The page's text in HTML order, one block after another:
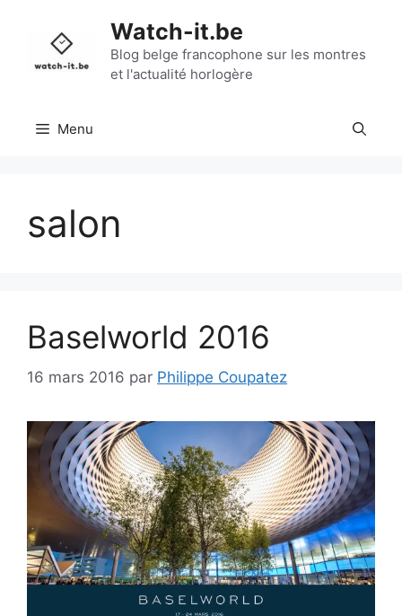
contenu
Watch-it.be
Blog belge francophone sur les montres
et l'actualité horlogère
Menu
salon
Baselworld 2016
16 mars 2016 par Philippe Coupatez